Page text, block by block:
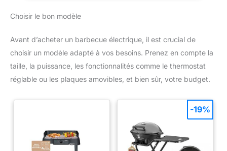
nettoyer, 2 000 W, réf. 8541
Choisir le bon modèle
Avant d’acheter un barbecue électrique, il est crucial de
choisir un modèle adapté à vos besoins. Prenez en compte la
taille, la puissance, les fonctionnalités comme le thermostat
réglable ou les plaques amovibles, et bien sûr, votre budget.
-19%